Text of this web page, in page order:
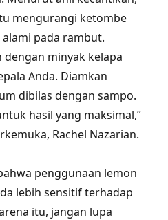
mengurangi ketombe
pada rambut.
dengan minyak kelapa
Anda. Diamkan
dibilas dengan sampo.
hasil yang maksimal,”
Rachel Nazarian.
penggunaan lemon
lebih sensitif terhadap
itu, jangan lupa